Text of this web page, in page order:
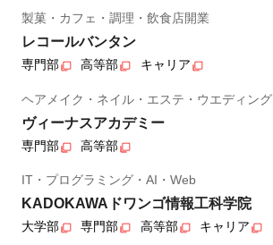
製菓・カフェ・調理・飲食店開業
レコールバンタン
専門部 高等部 キャリア
ヘアメイク・ネイル・エステ・ウエディング
ヴィーナスアカデミー
専門部 高等部
IT・プログラミング・AI・Web
KADOKAWAドワンゴ情報工科学院
大学部 専門部 高等部 キャリア